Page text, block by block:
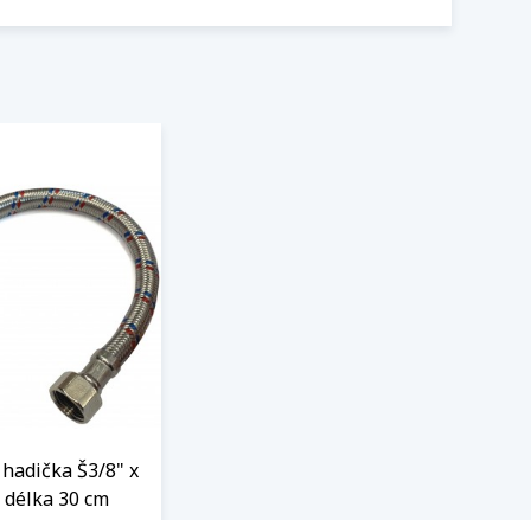
Š3/8" x
30 cm